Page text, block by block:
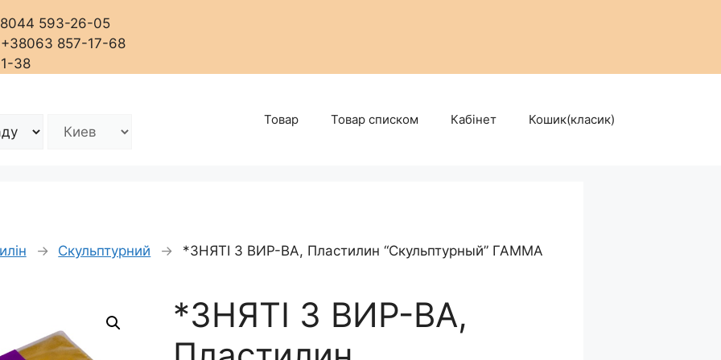
593-26-05
857-17-68
38
Товар Товар списком Кабінет Кошик(класик)
→ Скульптурний →
*ЗНЯТІ З ВИР-ВА, Пластилин “Скульптурный” ГАММА
*ЗНЯТІ З ВИР-ВА,